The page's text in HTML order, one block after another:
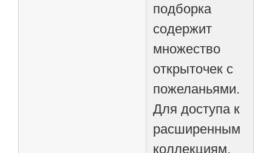
подборка
содержит
множество
открыточек с
пожеланьями.
Для доступа к
расширенным
коллекциям,